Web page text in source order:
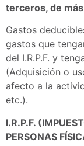
terceros, de
Gastos
gastos que
del I.R.P.F. y
(Adquisición o
afecto a la
etc.).
I.R.P.F.
PERSONAS